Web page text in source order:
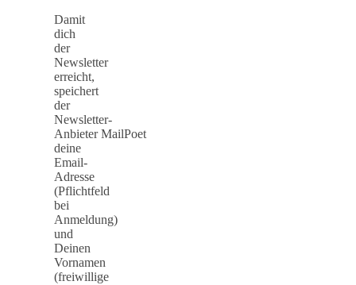
Damit
dich
der
Newsletter
erreicht,
speichert
der
Newsletter-
Anbieter MailPoet
deine
Email-
Adresse
(Pflichtfeld
bei
Anmeldung)
und
Deinen
Vornamen
(freiwillige